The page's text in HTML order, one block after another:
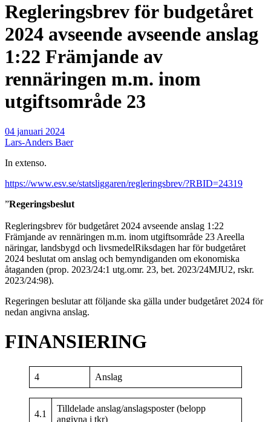
Regleringsbrev för budgetåret
2024 avseende avseende anslag
1:22 Främjande av
rennäringen m.m. inom
utgiftsområde 23
04 januari 2024
Lars-Anders Baer
In extenso.
https://www.esv.se/statsliggaren/regleringsbrev/?RBID=24319
”Regeringsbeslut
Regleringsbrev för budgetåret 2024 avseende anslag 1:22
Främjande av rennäringen m.m. inom utgiftsområde 23 Areella
näringar, landsbygd och livsmedelRiksdagen har för budgetåret
2024 beslutat om anslag och bemyndiganden om ekonomiska
åtaganden (prop. 2023/24:1 utg.omr. 23, bet. 2023/24MJU2, rskr.
2023/24:98).
Regeringen beslutar att följande ska gälla under budgetåret 2024 för
nedan angivna anslag.
FINANSIERING
4 Anslag
4.1
Tilldelade anslag/anslagsposter (belopp
angivna i tkr)